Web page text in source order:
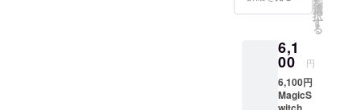
により
遅れる
もござ
いま
す。 ※
送料込
の価格
選
択
す
る
6,1
00 円
6,100円
MagicS